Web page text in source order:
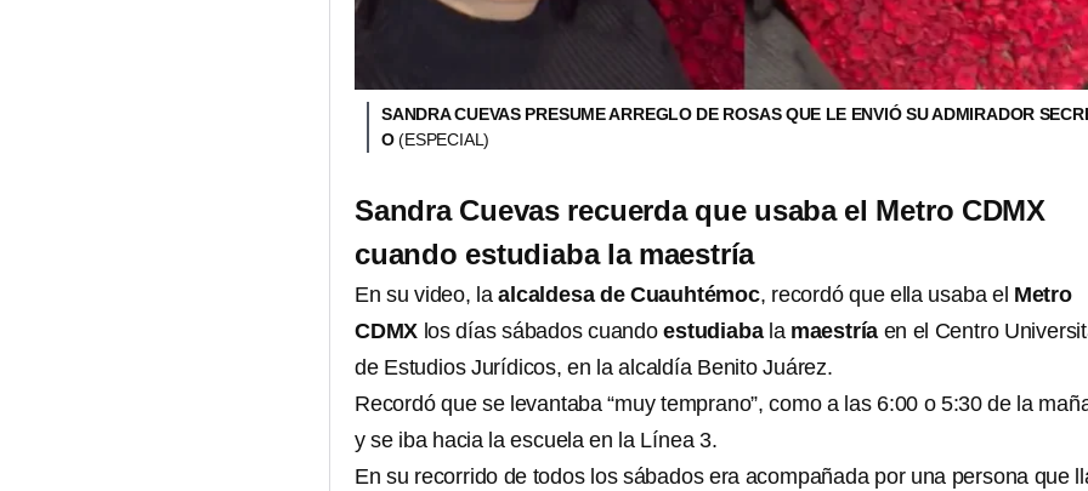
SANDRA CUEVAS PRESUME ARREGLO DE ROSAS QUE LE ENVIÓ SU ADMIRADOR
O(ESPECIAL)
Sandra Cuevas recuerda que usaba el Metro CDMX
cuando estudiaba la maestría
En su video, laalcaldesa de Cuauhtémoc, recordó que ella usaba el Metro
CDMX los días sábados cuandoestudiabala maestría en el Centro
de Estudios Jurídicos, en la alcaldía Benito Juárez.
Recordó que se levantaba “muy temprano”, como a las 6:00 o 5:30 de la
y se iba hacia la escuela en la Línea 3.
En su recorrido de todos los sábados era acompañada por una persona que